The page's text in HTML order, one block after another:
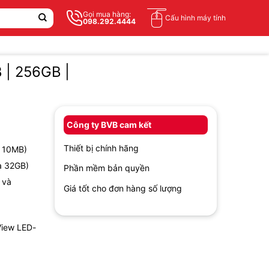
Gọi mua hàng:
098.292.4444
Cấu hình máy tính
256GB |
32GB)
LED-
Công ty BVB cam kết
Thiết bị chính hãng
Phần mềm bản quyền
Giá tốt cho đơn hàng số lượng